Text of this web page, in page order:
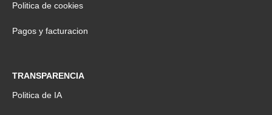
Politica de cookies
Pagos y facturacion
TRANSPARENCIA
Politica de IA